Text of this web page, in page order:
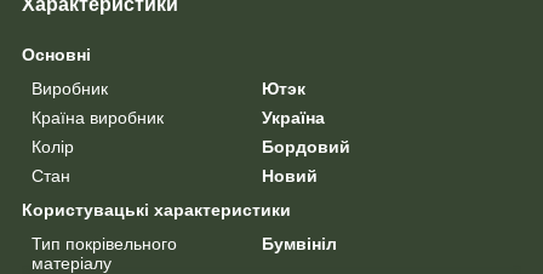
Основні
Виробник
Ютэк
Країна виробник
Україна
Колір
Бордовий
Стан
Новий
Користувацькі характеристики
Тип покрівельного
матеріалу
Бумвініл